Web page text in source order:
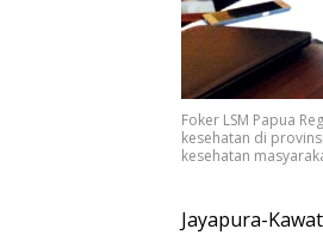
Foker LSM Papua
kesehatan di
kesehatan
Jayapura-